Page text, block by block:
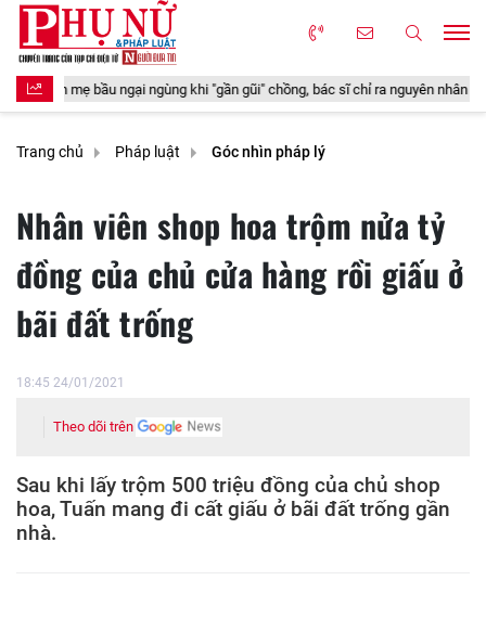
ngại ngùng khi "gần gũi" chồng, bác sĩ chỉ ra nguyên nhân và cách cải thiện
Trang chủ Pháp luật Góc nhìn pháp lý
Nhân viên shop hoa trộm nửa tỷ
đồng của chủ cửa hàng rồi giấu ở
bãi đất trống
18:45 24/01/2021
Theo dõi trên
Sau khi lấy trộm 500 triệu đồng của chủ shop
hoa, Tuấn mang đi cất giấu ở bãi đất trống gần
nhà.